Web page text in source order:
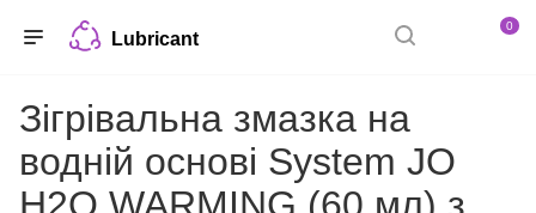
Lubricant
0
Зігрівальна змазка на
водній основі System JO